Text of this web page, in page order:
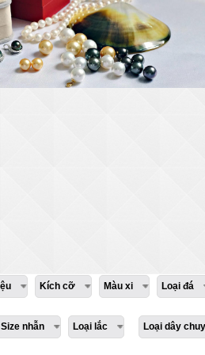
Kích cỡ Màu xi Loại đá
Size nhẫn Loại lắc Loại dây